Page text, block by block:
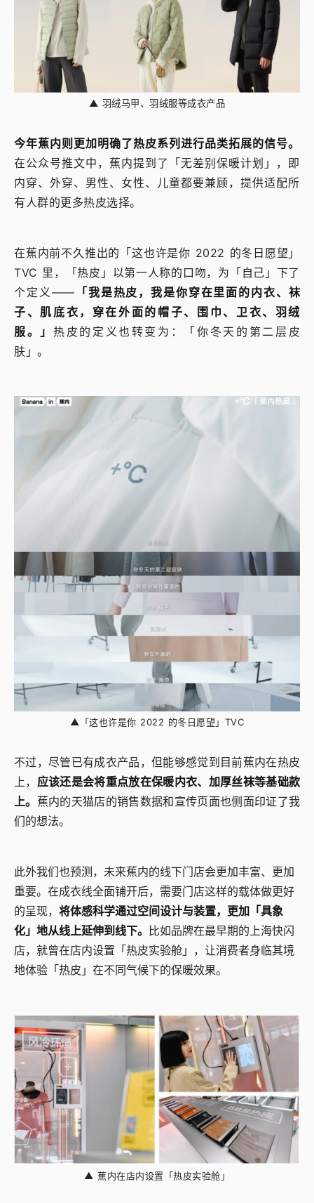
▲ 羽绒马甲、羽绒服等成衣产品
今年蕉内则更加明确了热皮系列进行品类拓展的信号。
在公众号推文中，蕉内提到了「无差别保暖计划」，即
内穿、外穿、男性、女性、儿童都要兼顾，提供适配所
有人群的更多热皮选择。
在蕉内前不久推出的「这也许是你 2022 的冬日愿望」
TVC 里，「热皮」以第一人称的口吻，为「自己」下了
个定义—— 「我是热皮，我是你穿在里面的内衣、袜
子、肌底衣，穿在外面的帽子、围巾、卫衣、羽绒
服。」 热皮的定义也转变为：「你冬天的第二层皮
肤」。
▲ 「这也许是你 2022 的冬日愿望」TVC
不过，尽管已有成衣产品，但能够感觉到目前蕉内在热皮
上， 应该还是会将重点放在保暖内衣、加厚丝袜等基础款
上。 蕉内的天猫店的销售数据和宣传页面也侧面印证了我
们的想法。
此外我们也预测，未来蕉内的线下门店会更加丰富、更加
重要。在成衣线全面铺开后，需要门店这样的载体做更好
的呈现， 将体感科学通过空间设计与装置，更加「具象
化」地从线上延伸到线下。 比如品牌在最早期的上海快闪
店，就曾在店内设置「热皮实验舱」，让消费者身临其境
地体验「热皮」在不同气候下的保暖效果。
▲ 蕉内在店内设置「热皮实验舱」